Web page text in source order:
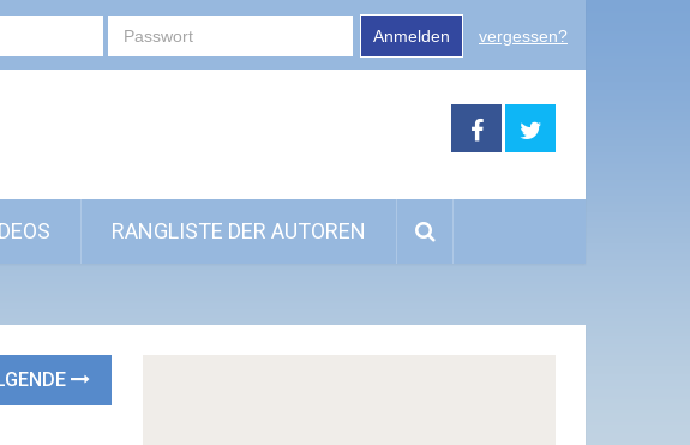
Anmelden vergessen?
RANGLISTE DER AUTOREN